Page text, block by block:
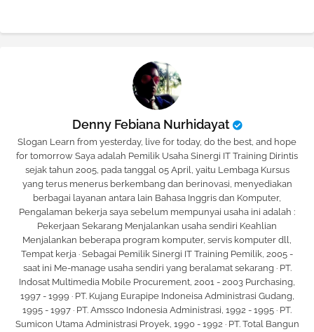
pp
Denny Febiana Nurhidayat
Slogan Learn from yesterday, live for today, do the best, and hope
for tomorrow Saya adalah Pemilik Usaha Sinergi IT Training Dirintis
sejak tahun 2005, pada tanggal 05 April, yaitu Lembaga Kursus
yang terus menerus berkembang dan berinovasi, menyediakan
berbagai layanan antara lain Bahasa Inggris dan Komputer,
Pengalaman bekerja saya sebelum mempunyai usaha ini adalah :
Pekerjaan Sekarang Menjalankan usaha sendiri Keahlian
Menjalankan beberapa program komputer, servis komputer dll,
Tempat kerja · Sebagai Pemilik Sinergi IT Training Pemilik, 2005 -
saat ini Me-manage usaha sendiri yang beralamat sekarang · PT.
Indosat Multimedia Mobile Procurement, 2001 - 2003 Purchasing,
1997 - 1999 · PT. Kujang Eurapipe Indoneisa Administrasi Gudang,
1995 - 1997 · PT. Amssco Indonesia Administrasi, 1992 - 1995 · PT.
Sumicon Utama Administrasi Proyek, 1990 - 1992 · PT. Total Bangun